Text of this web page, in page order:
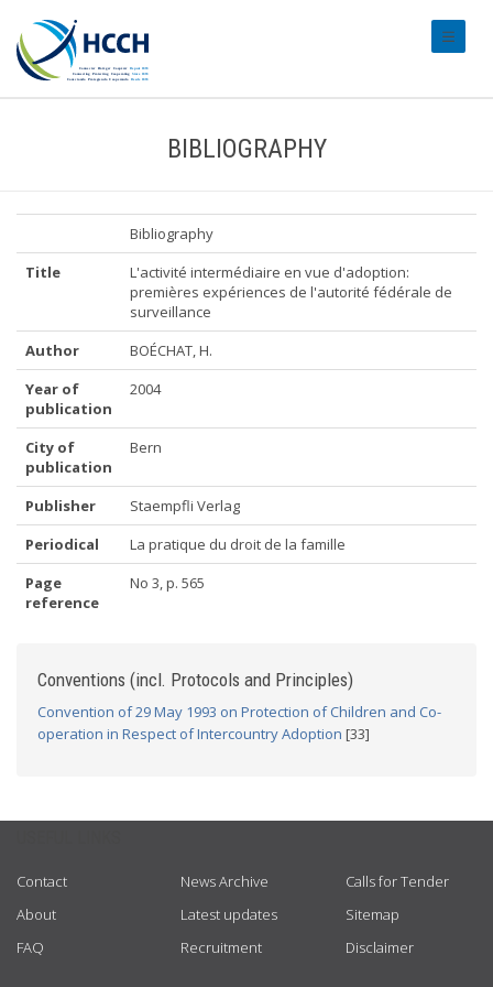
BIBLIOGRAPHY
Bibliography
Title
L'activité intermédiaire en vue d'adoption:
premières expériences de l'autorité fédérale de
surveillance
Author
BOÉCHAT, H.
Year of
publication
2004
City of
publication
Bern
Publisher
Staempfli Verlag
Periodical
La pratique du droit de la famille
Page
reference
No 3, p. 565
Conventions (incl. Protocols and Principles)
Convention of 29 May 1993 on Protection of Children and Co-
operation in Respect of Intercountry Adoption [33]
Contact
About
FAQ
News Archive
Latest updates
Recruitment
Calls for Tender
Sitemap
Disclaimer